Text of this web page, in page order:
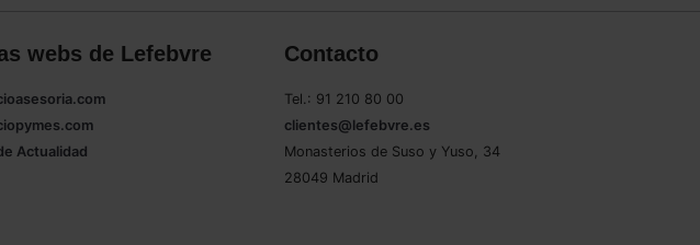
webs de Lefebvre
Actualidad
Contacto
Tel.: 91 210 80 00
clientes@lefebvre.es
Monasterios de Suso y Yuso, 34
28049 Madrid